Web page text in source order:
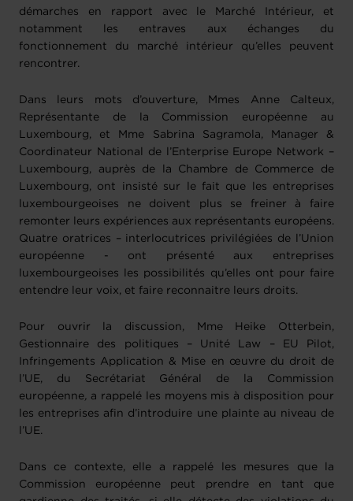
démarches en rapport avec le Marché Intérieur, et
notamment les entraves aux échanges du
fonctionnement du marché intérieur qu’elles peuvent
rencontrer.
Dans leurs mots d’ouverture, Mmes Anne Calteux,
Représentante de la Commission européenne au
Luxembourg, et Mme Sabrina Sagramola, Manager &
Coordinateur National de l’Enterprise Europe Network –
Luxembourg, auprès de la Chambre de Commerce de
Luxembourg, ont insisté sur le fait que les entreprises
luxembourgeoises ne doivent plus se freiner à faire
remonter leurs expériences aux représentants européens.
Quatre oratrices – interlocutrices privilégiées de l’Union
européenne - ont présenté aux entreprises
luxembourgeoises les possibilités qu’elles ont pour faire
entendre leur voix, et faire reconnaitre leurs droits.
Pour ouvrir la discussion, Mme Heike Otterbein,
Gestionnaire des politiques – Unité Law – EU Pilot,
Infringements Application & Mise en œuvre du droit de
l’UE, du Secrétariat Général de la Commission
européenne
a rappelé les moyens mis à disposition pour
les entreprises afin d’introduire une plainte au niveau de
l’UE.
Dans ce contexte, elle a rappelé les mesures que la
Commission européenne peut prendre en tant que